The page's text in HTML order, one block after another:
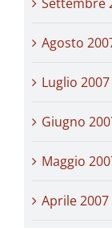
Settembre
Agosto
Luglio 2007
Giugno
Maggio
Aprile 2007